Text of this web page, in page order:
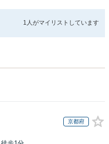
1人がマイリストしています
京都府